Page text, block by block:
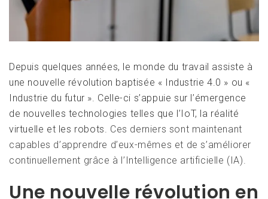
Depuis quelques années, le monde du travail assiste à
une nouvelle révolution baptisée « Industrie 4.0 » ou «
Industrie du futur ». Celle-ci s’appuie sur l’émergence
de nouvelles technologies telles que l’IoT, la réalité
virtuelle et les robots. Ces derniers sont maintenant
capables d’apprendre d’eux-mêmes et de s’améliorer
continuellement grâce à l’Intelligence artificielle (IA).
Une nouvelle révolution en